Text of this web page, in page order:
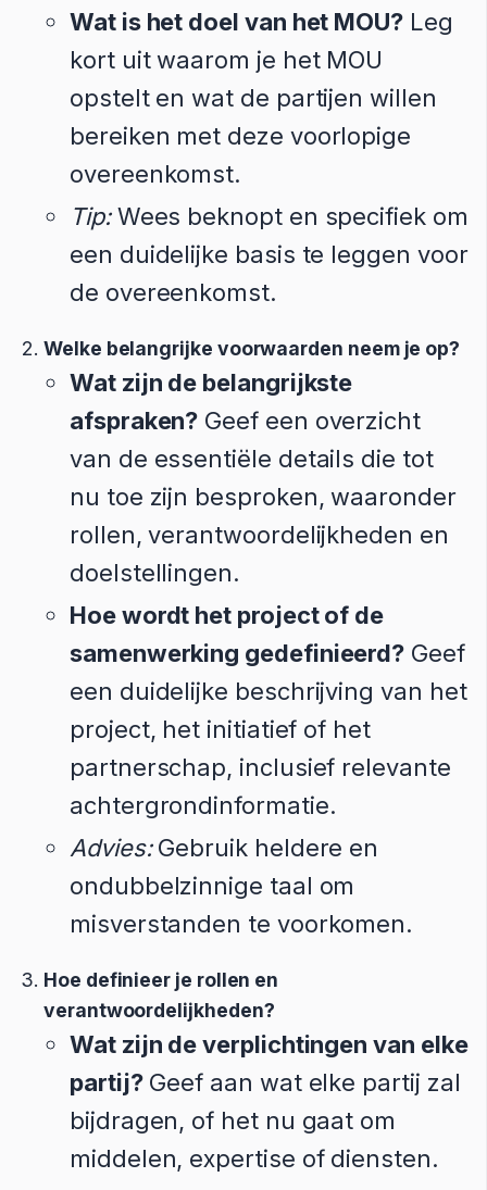
Wat is het doel van het MOU? Leg
kort uit waarom je het MOU
opstelt en wat de partijen willen
bereiken met deze voorlopige
overeenkomst.
Tip:Wees beknopt en specifiek om
een duidelijke basis te leggen voor
de overeenkomst.
Welke belangrijke voorwaarden neem je op?
Wat zijn de belangrijkste
afspraken? Geef een overzicht
van de essentiële details die tot
nu toe zijn besproken, waaronder
rollen, verantwoordelijkheden en
doelstellingen.
Hoe wordt het project of de
samenwerking gedefinieerd? Geef
een duidelijke beschrijving van het
project, het initiatief of het
partnerschap, inclusief relevante
achtergrondinformatie.
Advies:Gebruik heldere en
ondubbelzinnige taal om
misverstanden te voorkomen.
Hoe definieer je rollen en
verantwoordelijkheden?
Wat zijn de verplichtingen van elke
partij?Geef aan wat elke partij zal
bijdragen, of het nu gaat om
middelen, expertise of diensten.